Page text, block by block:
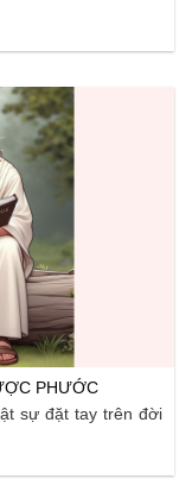
PHƯỚC
sự đặt tay trên đời